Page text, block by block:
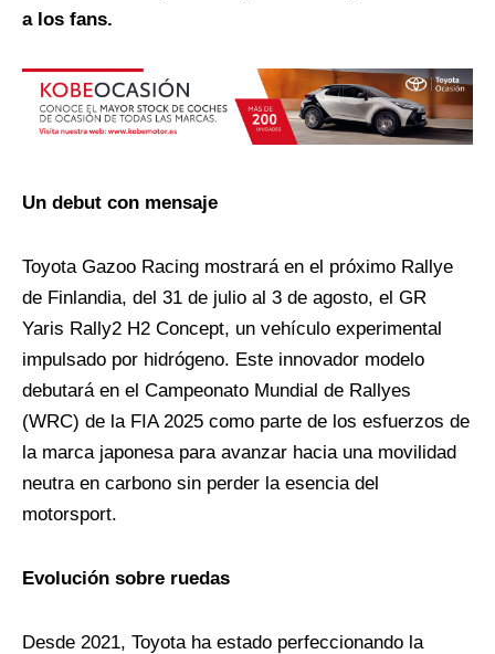
a los fans.
Un debut con mensaje
Toyota Gazoo Racing mostrará en el próximo Rallye
de Finlandia, del 31 de julio al 3 de agosto, el GR
Yaris Rally2 H2 Concept, un vehículo experimental
impulsado por hidrógeno. Este innovador modelo
debutará en el Campeonato Mundial de Rallyes
(WRC) de la FIA 2025 como parte de los esfuerzos de
la marca japonesa para avanzar hacia una movilidad
neutra en carbono sin perder la esencia del
motorsport.
Evolución sobre ruedas
Desde 2021, Toyota ha estado perfeccionando la